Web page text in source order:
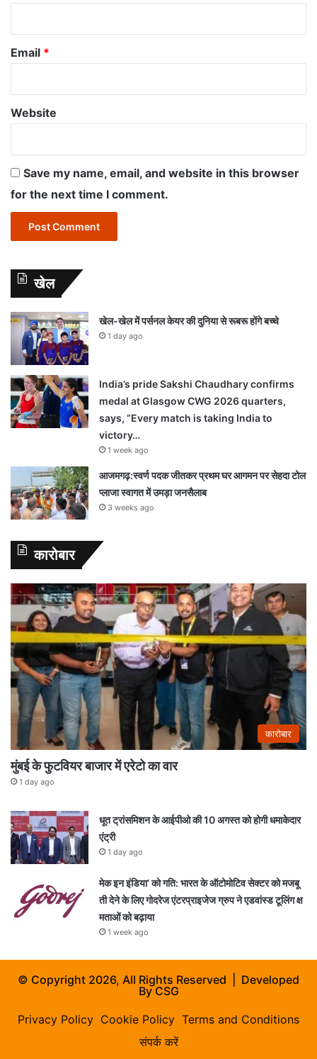
Email *
Website
Save my name, email, and website in this browser
for the next time I comment.
खेल
खेल-खेल में पर्सनल केयर की दुनिया से रूबरू होंगे बच्चे
1 day ago
India’s pride Sakshi Chaudhary confirms
medal at Glasgow CWG 2026 quarters,
says, “Every match is taking India to
victory…
1 week ago
आजमगढ़:स्वर्ण पदक जीतकर प्रथम घर आगमन पर सेहदा टोल
प्लाजा स्वागत में उमड़ा जनसैलाब
3 weeks ago
कारोबार
कारोबार
मुंबई के फुटवियर बाजार में एरेटो का वार
1 day ago
धूत ट्रांसमिशन के आईपीओ की 10 अगस्त को होगी धमाकेदार
एंट्री
1 day ago
मेक इन इंडिया’ को गति: भारत के ऑटोमोटिव सेक्टर को मजबू
ती देने के लिए गोदरेज एंटरप्राइजेज ग्रुप ने एडवांस्ड टूलिंग क्ष
मताओं को बढ़ाया
1 week ago
© Copyright 2026, All Rights Reserved | Developed
ByCSG
Privacy Policy Cookie Policy Terms and Conditions
संपर्क करें